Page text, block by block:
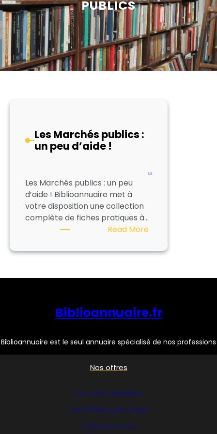
PUBLICS
Les Marchés publics :
un peu d’aide !
…
Les Marchés publics : un peu
d’aide ! Biblioannuaire met à
votre disposition une collection
complète de fiches pratiques à…
Read More:
Marchés
:
d’aide
!
Biblioannuaire.fr
Biblioannuaire est le seul annuaire spécialisé de nos professions
Nos offres
Nos tarifs d’insertion
Nos offres publicitaires
Contactez nous